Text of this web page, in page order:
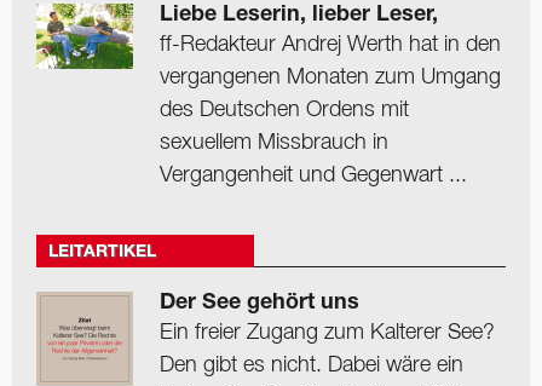
Liebe Leserin, lieber Leser,
ff-Redakteur Andrej Werth hat in den
vergangenen Monaten zum Umgang
des Deutschen Ordens mit
sexuellem Missbrauch in
Vergangenheit und Gegenwart ...
LEITARTIKEL
Der See gehört uns
Ein freier Zugang zum Kalterer See?
Den gibt es nicht. Dabei wäre ein